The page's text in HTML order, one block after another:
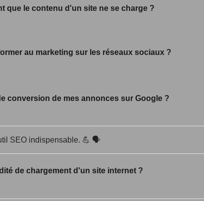
que le contenu d'un site ne se charge ?
au marketing sur les réseaux sociaux ?
conversion de mes annonces sur Google ?
SEO indispensable. 💪 🗣️
de chargement d'un site internet ?